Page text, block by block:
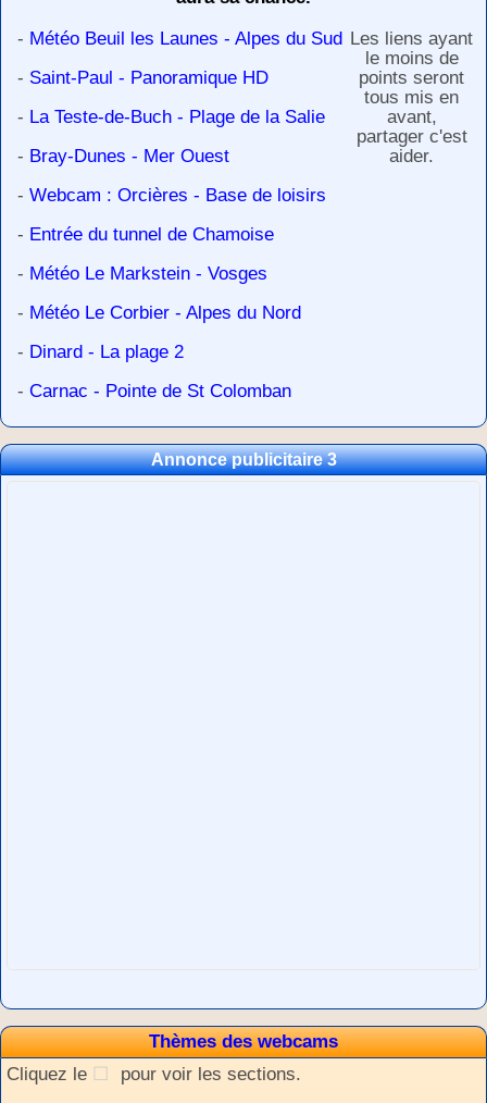
- Météo Beuil les Launes - Alpes du Sud
- Saint-Paul - Panoramique HD
- La Teste-de-Buch - Plage de la Salie
- Bray-Dunes - Mer Ouest
- Webcam : Orcières - Base de loisirs
- Entrée du tunnel de Chamoise
- Météo Le Markstein - Vosges
- Météo Le Corbier - Alpes du Nord
- Dinard - La plage 2
- Carnac - Pointe de St Colomban
Les liens ayant
le moins de
points seront
tous mis en
avant,
partager c'est
aider.
Annonce publicitaire 3
Thèmes des webcams
Cliquez le
pour voir les sections.